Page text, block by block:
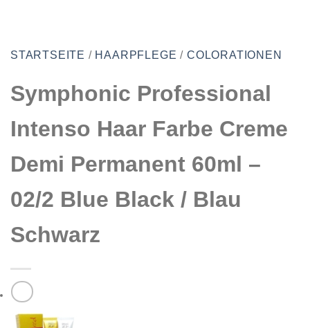
STARTSEITE / HAARPFLEGE / COLORATIONEN
Symphonic Professional
Intenso Haar Farbe Creme
Demi Permanent 60ml –
02/2 Blue Black / Blau
Schwarz